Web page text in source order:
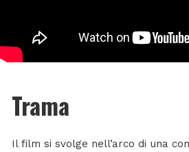
Trama
Il film si svolge nell’arco di una